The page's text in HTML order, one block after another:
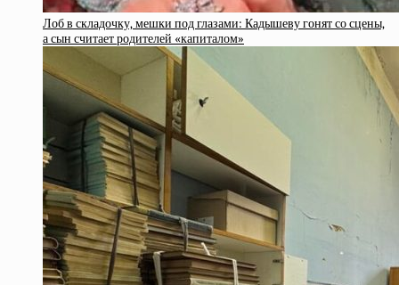
Лоб в складочку, мешки под глазами: Кадышеву гонят со сцены,
а сын считает родителей «капиталом»